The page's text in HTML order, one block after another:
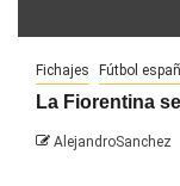
Fichajes Fútbol
La Fiorentina
AlejandroSanchez